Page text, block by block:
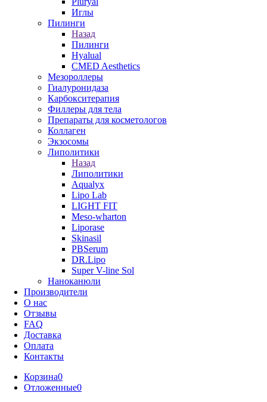
Иглы
Пилинги
Назад
Пилинги
Hyalual
CMED Aesthetics
Мезороллеры
Гиалуронидаза
Карбокситерапия
Филлеры для тела
Препараты для косметологов
Коллаген
Экзосомы
Липолитики
Назад
Липолитики
Aqualyx
Lipo Lab
LIGHT FIT
Meso-wharton
Liporase
Skinasil
PBSerum
DR.Lipo
Super V-line Sol
Наноканюли
Производители
О нас
Отзывы
FAQ
Доставка
Оплата
Контакты
Корзина0
Отложенные0